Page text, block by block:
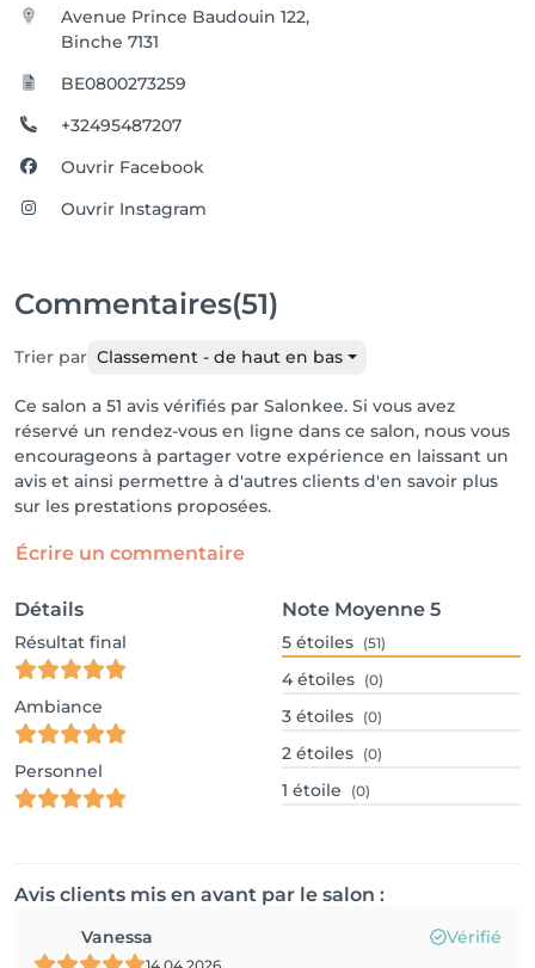
Avenue Prince Baudouin 122,
Binche 7131
BE0800273259
+32495487207
Ouvrir Facebook
Ouvrir Instagram
Commentaires(51)
Trier par Classement - de haut en bas
Ce salon a 51 avis vérifiés par Salonkee. Si vous avez
réservé un rendez-vous en ligne dans ce salon, nous vous
encourageons à partager votre expérience en laissant un
avis et ainsi permettre à d'autres clients d'en savoir plus
sur les prestations proposées.
Écrire un commentaire
Détails
Résultat final
Ambiance
Personnel
Note Moyenne 5
5 étoiles (51)
4 étoiles (0)
3 étoiles (0)
2 étoiles (0)
1 étoile (0)
Avis clients mis en avant par le salon :
Vanessa Vérifié
14.04.2026